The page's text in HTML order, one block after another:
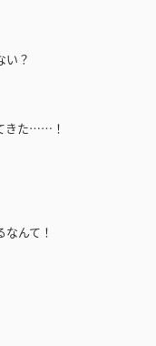
い？
きた……！
んて！